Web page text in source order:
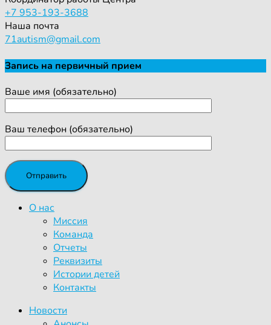
+7 953-193-3688
Наша почта
71autism@gmail.com
Запись на первичный прием
Ваше имя (обязательно)
Ваш телефон (обязательно)
О нас
Миссия
Команда
Отчеты
Реквизиты
Истории детей
Контакты
Новости